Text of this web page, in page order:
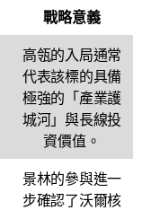
戰略意義
高瓴的入局通常
代表該標的具備
極強的「產業護
城河」與長線投
資價值。
景林的參與進一
步確認了沃爾核